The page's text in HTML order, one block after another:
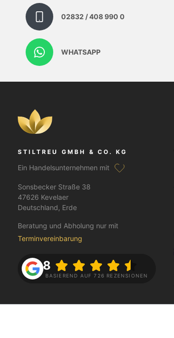
02832 / 408 990 0
WHATSAPP
STILTREU GMBH & CO. KG
Ein Handelsunternehmen mit
Sonsbecker Straße 38
47626 Kevelaer
Deutschland, Erde
Beratung und Abholung nur mit
Terminvereinbarung
4.8
BASIEREND AUF 726 REZENSIONEN
FOLGE UNS AUF